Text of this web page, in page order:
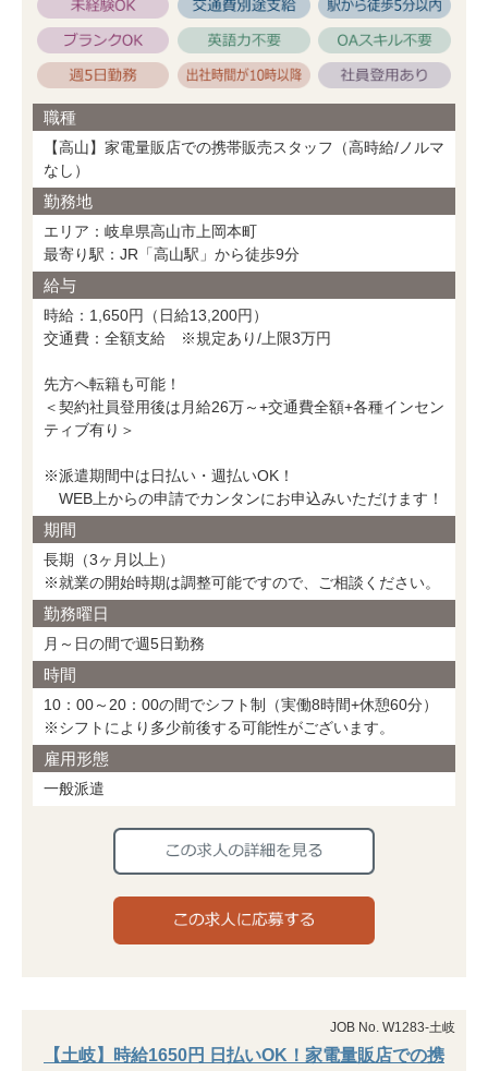
職種
【高山】家電量販店での携帯販売スタッフ（高時給/ノルマ
なし）
勤務地
エリア：岐阜県高山市上岡本町
最寄り駅：JR「高山駅」から徒歩9分
給与
時給：1,650円（日給13,200円）
交通費：全額支給 ※規定あり/上限3万円
先方へ転籍も可能！
＜契約社員登用後は月給26万～+交通費全額+各種インセン
ティブ有り＞
※派遣期間中は日払い・週払いOK！
WEB上からの申請でカンタンにお申込みいただけます！
期間
長期（3ヶ月以上）
※就業の開始時期は調整可能ですので、ご相談ください。
勤務曜日
月～日の間で週5日勤務
時間
10：00～20：00の間でシフト制（実働8時間+休憩60分）
※シフトにより多少前後する可能性がございます。
雇用形態
一般派遣
JOB No. W1283-土岐
【土岐】時給1650円 日払いOK！家電量販店での携